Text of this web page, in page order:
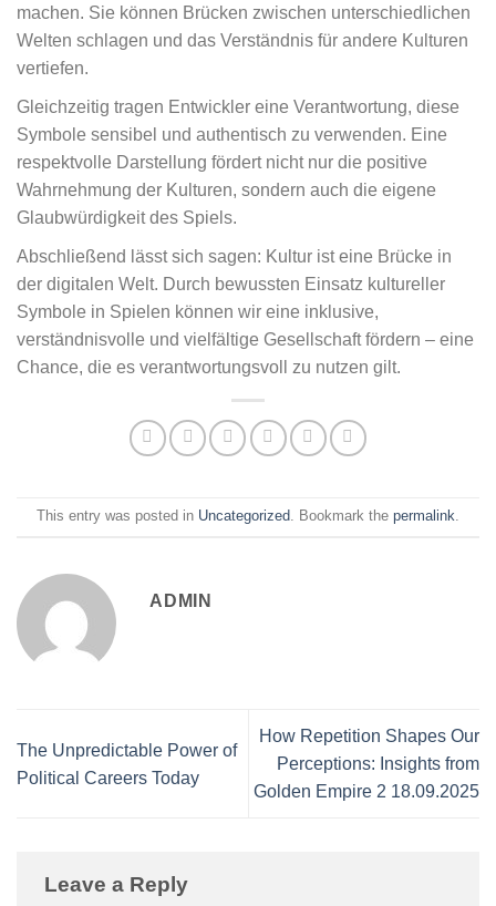
machen. Sie können Brücken zwischen unterschiedlichen
Welten schlagen und das Verständnis für andere Kulturen
vertiefen.
Gleichzeitig tragen Entwickler eine Verantwortung, diese
Symbole sensibel und authentisch zu verwenden. Eine
respektvolle Darstellung fördert nicht nur die positive
Wahrnehmung der Kulturen, sondern auch die eigene
Glaubwürdigkeit des Spiels.
Abschließend lässt sich sagen: Kultur ist eine Brücke in
der digitalen Welt. Durch bewussten Einsatz kultureller
Symbole in Spielen können wir eine inklusive,
verständnisvolle und vielfältige Gesellschaft fördern – eine
Chance, die es verantwortungsvoll zu nutzen gilt.
This entry was posted in Uncategorized. Bookmark the permalink.
ADMIN
The Unpredictable Power of
Political Careers Today
How Repetition Shapes Our
Perceptions: Insights from
Golden Empire 2 18.09.2025
Leave a Reply